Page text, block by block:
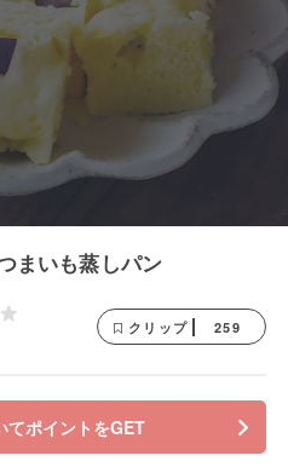
まいも蒸しパン
クリップ 259
てポイントをGET